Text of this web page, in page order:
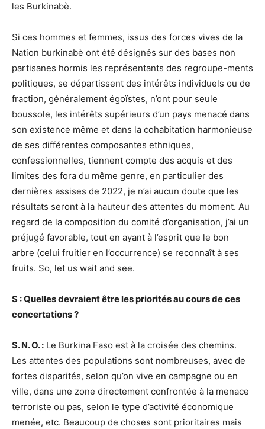
les Burkinabè.
Si ces hommes et femmes, issus des forces vives de la
Nation burkinabè ont été désignés sur des bases non
partisanes hormis les représentants des regroupe-ments
politiques, se départissent des intérêts individuels ou de
fraction, généralement égoïstes, n’ont pour seule
boussole, les intérêts supérieurs d’un pays menacé dans
son existence même et dans la cohabitation harmonieuse
de ses différentes composantes ethniques,
confessionnelles, tiennent compte des acquis et des
limites des fora du même genre, en particulier des
dernières assises de 2022, je n’ai aucun doute que les
résultats seront à la hauteur des attentes du moment. Au
regard de la composition du comité d’organisation, j’ai un
préjugé favorable, tout en ayant à l’esprit que le bon
arbre (celui fruitier en l’occurrence) se reconnaît à ses
fruits. So, let us wait and see.
S : Quelles devraient être les priorités au cours de ces
concertations ?
S. N. O. : Le Burkina Faso est à la croisée des chemins.
Les attentes des populations sont nombreuses, avec de
fortes disparités, selon qu’on vive en campagne ou en
ville, dans une zone directement confrontée à la menace
terroriste ou pas, selon le type d’activité économique
menée, etc. Beaucoup de choses sont prioritaires mais